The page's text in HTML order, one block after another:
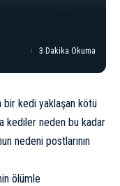
3 Dakika Okuma
bir kedi yaklaşan kötü
kediler neden bu kadar
nedeni postlarının
ölümle